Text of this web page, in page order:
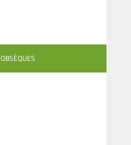
OBSÈQUES